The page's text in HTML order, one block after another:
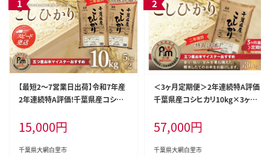
【最短2～7営業日出荷】令和7年産
2年連続特A評価!千葉県産コシヒ
千葉県産 大網白里市 コシヒカリ
米 精米 こめ 送料無料 E001
15,000円
千葉県大網白里市
＜3ヶ月定期便＞2年連続特A評価！
千葉県産コシヒカリ10kg×3ヶ月
定期便 10kg 3か月 30kg 千葉県
産 大網白里市コシヒカリ 精米 こめ
送料無料 E020
57,000円
千葉県大網白里市